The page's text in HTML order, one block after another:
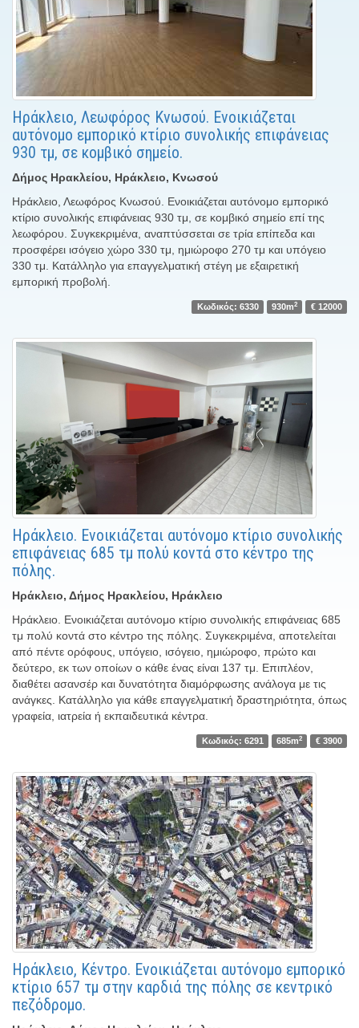
Ηράκλειο, Λεωφόρος Κνωσού. Ενοικιάζεται
αυτόνομο εμπορικό κτίριο συνολικής επιφάνειας
930 τμ, σε κομβικό σημείο.
Δήμος Ηρακλείου, Ηράκλειο, Κνωσού
Ηράκλειο, Λεωφόρος Κνωσού. Ενοικιάζεται αυτόνομο εμπορικό
κτίριο συνολικής επιφάνειας 930 τμ, σε κομβικό σημείο επί της
λεωφόρου. Συγκεκριμένα, αναπτύσσεται σε τρία επίπεδα και
προσφέρει ισόγειο χώρο 330 τμ, ημιώροφο 270 τμ και υπόγειο
330 τμ. Κατάλληλο για επαγγελματική στέγη με εξαιρετική
εμπορική προβολή.
Κωδικός: 6330 930m2 € 12000
Ηράκλειο. Ενοικιάζεται αυτόνομο κτίριο συνολικής
επιφάνειας 685 τμ πολύ κοντά στο κέντρο της
πόλης.
Ηράκλειο, Δήμος Ηρακλείου, Ηράκλειο
Ηράκλειο. Ενοικιάζεται αυτόνομο κτίριο συνολικής επιφάνειας 685
τμ πολύ κοντά στο κέντρο της πόλης. Συγκεκριμένα, αποτελείται
από πέντε ορόφους, υπόγειο, ισόγειο, ημιώροφο, πρώτο και
δεύτερο, εκ των οποίων ο κάθε ένας είναι 137 τμ. Επιπλέον,
διαθέτει ασανσέρ και δυνατότητα διαμόρφωσης ανάλογα με τις
ανάγκες. Κατάλληλο για κάθε επαγγελματική δραστηριότητα, όπως
γραφεία, ιατρεία ή εκπαιδευτικά κέντρα.
Κωδικός: 6291 685m2 € 3900
Ηράκλειο, Κέντρο. Ενοικιάζεται αυτόνομο εμπορικό
κτίριο 657 τμ στην καρδιά της πόλης σε κεντρικό
πεζόδρομο.